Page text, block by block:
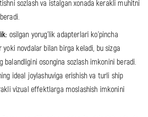
sozlash va istalgan xonada kerakli muhitni
osilgan yorug'lik adapterlari ko'pincha
yoki novdalar bilan birga keladi, bu sizga
balandligini osongina sozlash imkonini beradi.
ideal joylashuviga erishish va turli ship
vizual effektlarga moslashish imkonini